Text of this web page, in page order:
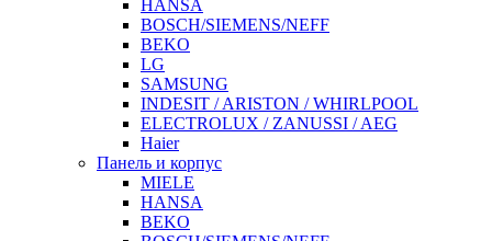
HANSA
BOSCH/SIEMENS/NEFF
BEKO
LG
SAMSUNG
INDESIT / ARISTON / WHIRLPOOL
ELECTROLUX / ZANUSSI / AEG
Haier
Панель и корпус
MIELE
HANSA
BEKO